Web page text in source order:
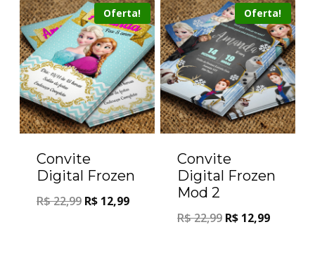
Oferta!
Convite
Digital Frozen
R$22,99 R$ 12,99
Oferta!
Convite
Digital Frozen
Mod 2
R$22,99 R$ 12,99